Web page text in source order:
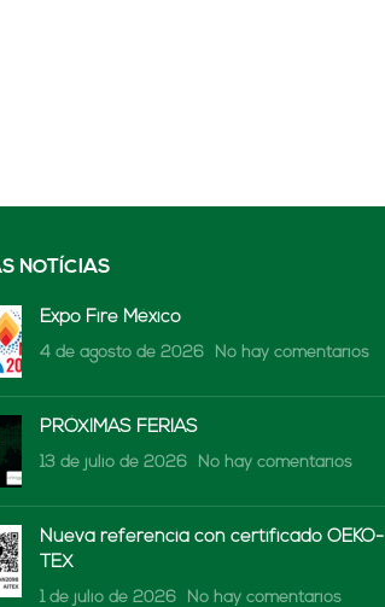
NOTÍCIAS
Expo Fire México
4 de agosto de 2026 No hay comentarios
PRÓXIMAS FERIAS
13 de julio de 2026 No hay comentarios
Nueva referencia con certificado OEKO-
TEX
1 de julio de 2026 No hay comentarios